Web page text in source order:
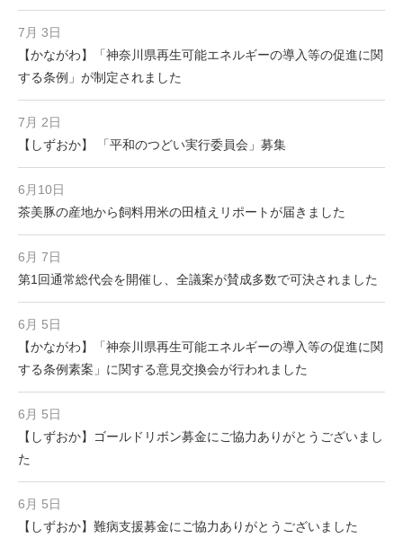
7月 3日
【かながわ】「神奈川県再生可能エネルギーの導入等の促進に関
する条例」が制定されました
7月 2日
【しずおか】 「平和のつどい実行委員会」募集
6月10日
茶美豚の産地から飼料用米の田植えリポートが届きました
6月 7日
第1回通常総代会を開催し、全議案が賛成多数で可決されました
6月 5日
【かながわ】「神奈川県再生可能エネルギーの導入等の促進に関
する条例素案」に関する意見交換会が行われました
6月 5日
【しずおか】ゴールドリボン募金にご協力ありがとうございまし
た
6月 5日
【しずおか】難病支援募金にご協力ありがとうございました